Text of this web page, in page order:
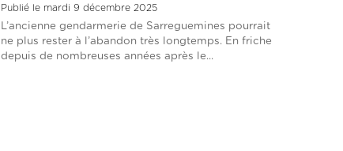
Publié le mardi 9 décembre 2025
L’ancienne gendarmerie de Sarreguemines pourrait
ne plus rester à l’abandon très longtemps. En friche
depuis de nombreuses années après le...